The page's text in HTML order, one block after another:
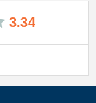
3.34